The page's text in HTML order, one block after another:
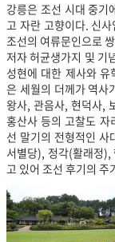
강릉은 조선 시대 중기
고 자란 고향이다. 신
조선의 여류문인으로
저자 허균생가지 및 기
성현에 대한 제사와
은 세월의 더께가 역사
왕사, 관음사, 현덕사,
홍산사 등의 고찰도 자
선 말기의 전형적인
서별당), 정각(활래정),
고 있어 조선 후기의 주